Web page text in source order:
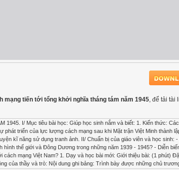
mạng tiến tới tổng khởi nghĩa tháng tám năm 1945, để tải tài
1945. I/ Mục tiêu bài học: Giúp học sinh nắm và biết: 1. Kiến thức:
triển của lực lượng cách mạng sau khi Mặt trận Việt Minh thành
kĩ năng sử dụng tranh ảnh. II/ Chuẩn bị của giáo viên và học sinh:
thế giới và Đông Dương trong những năm 1939 - 1945? - Diễn
mạng Việt Nam? 1. Dạy và học bài mới: Giới thiệu bài: (1 phút)
của thầy và trò: Nội dung ghi bảng: Trình bày được những chủ